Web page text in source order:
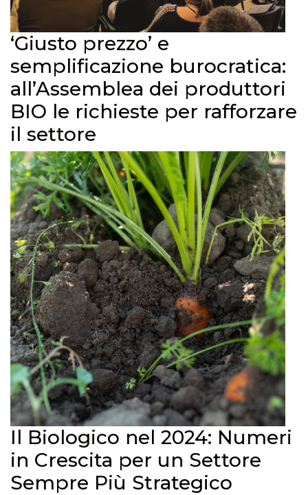
‘Giusto prezzo’ e
semplificazione burocratica:
all’Assemblea dei produttori
BIO le richieste per rafforzare
il settore
Il Biologico nel 2024: Numeri
in Crescita per un Settore
Sempre Più Strategico